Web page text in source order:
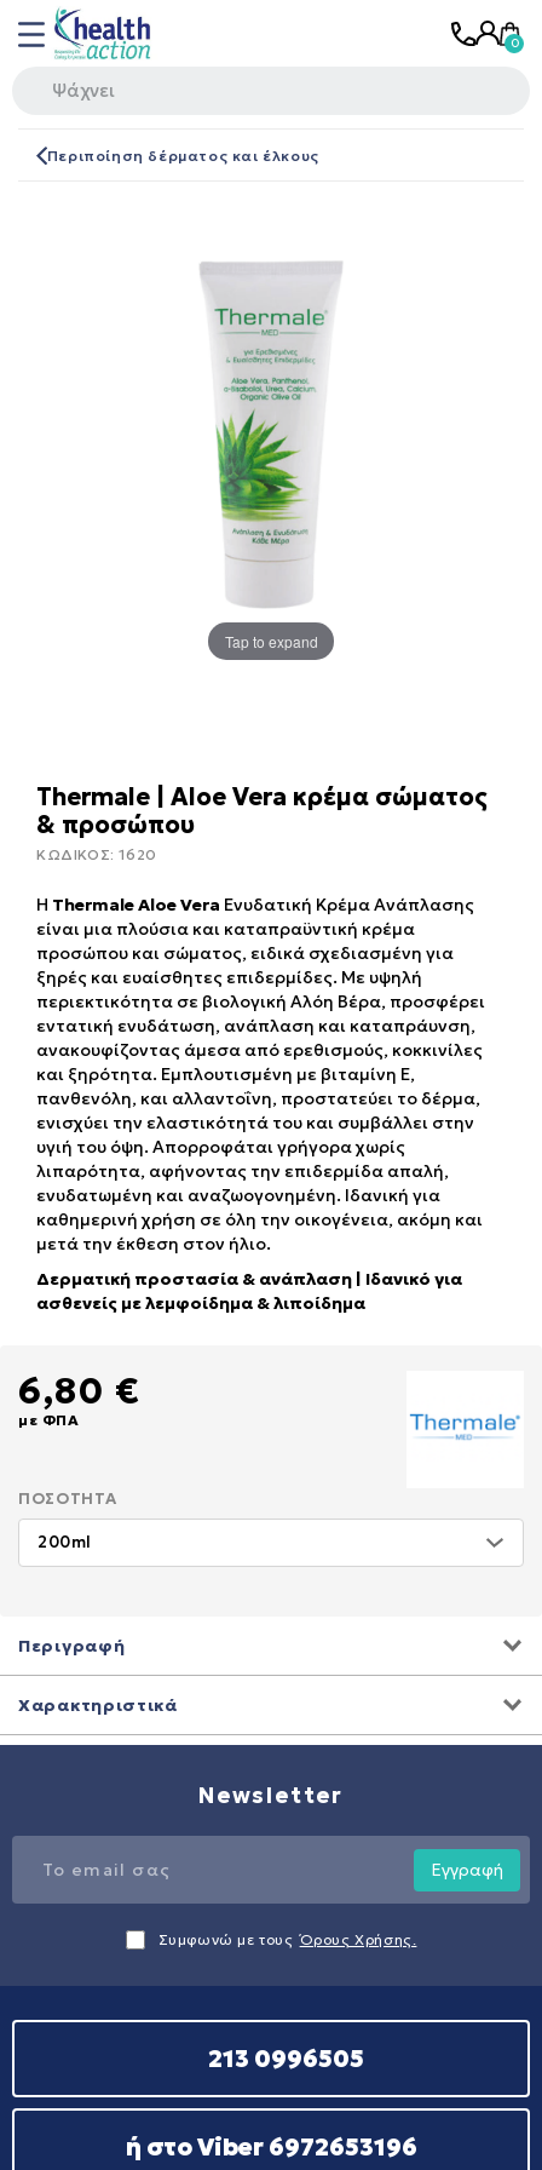
Περιποίηση δέρματος και έλκους
Tap to expand
Thermale | Aloe Vera κρέμα σώματος
& προσώπου
ΚΩΔΙΚΟΣ:1620
Η Thermale Aloe Vera Ενυδατική Κρέμα Ανάπλασης
είναι μια πλούσια και καταπραϋντική κρέμα
προσώπου και σώματος, ειδικά σχεδιασμένη για
ξηρές και ευαίσθητες επιδερμίδες. Με υψηλή
περιεκτικότητα σε βιολογική Αλόη Βέρα, προσφέρει
εντατική ενυδάτωση, ανάπλαση και καταπράυνση,
ανακουφίζοντας άμεσα από ερεθισμούς, κοκκινίλες
και ξηρότητα. Εμπλουτισμένη με βιταμίνη Ε,
πανθενόλη, και αλλαντοΐνη, προστατεύει το δέρμα,
ενισχύει την ελαστικότητά του και συμβάλλει στην
υγιή του όψη. Απορροφάται γρήγορα χωρίς
λιπαρότητα, αφήνοντας την επιδερμίδα απαλή,
ενυδατωμένη και αναζωογονημένη. Ιδανική για
καθημερινή χρήση σε όλη την οικογένεια, ακόμη και
μετά την έκθεση στον ήλιο.
Δερματική προστασία & ανάπλαση | Ιδανικό για
ασθενείς με λεμφοίδημα & λιποίδημα
6,80 €
με ΦΠΑ
ΠΟΣΌΤΗΤΑ
Περιγραφή
Χαρακτηριστικά
Newsletter
Εγγραφή
Συμφωνώ με τους Όρους Χρήσης.
213 0996505
ή στο Viber 6972653196